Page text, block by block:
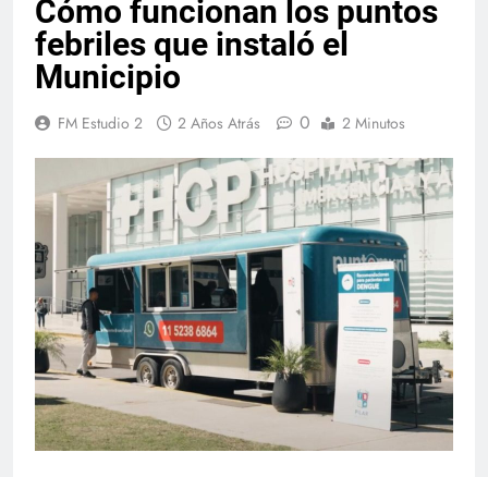
Cómo funcionan los puntos
febriles que instaló el
Municipio
FM Estudio 2 2 Años Atrás 0 2 Minutos